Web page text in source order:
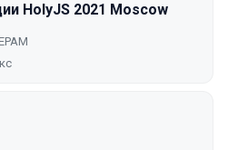
HolyJS 2021 Moscow